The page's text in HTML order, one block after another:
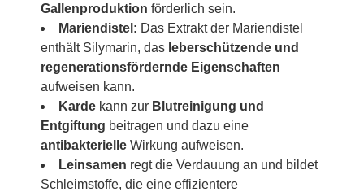
Gallenproduktion förderlich sein.
Mariendistel: Das Extrakt der Mariendistel
enthält Silymarin, das leberschützende und
regenerationsfördernde Eigenschaften
aufweisen kann.
Karde kann zur Blutreinigung und
Entgiftung beitragen und dazu eine
antibakterielle Wirkung aufweisen.
Leinsamen regt die Verdauung an und bildet
Schleimstoffe, die eine effizientere